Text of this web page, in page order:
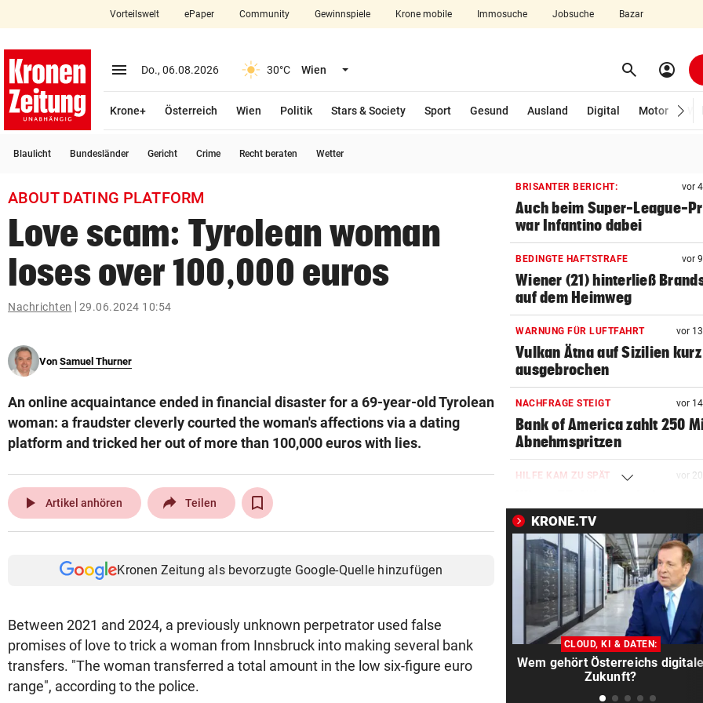
closeSchließen
account_circle Anmelden
arrow_right
search
Suchbegriff
eingeben
© Krone Multimedia GmbH & Co KG 2026
Vorteilswelt ePaper Community Gewinnspiele Krone mobile Immosuche Jobsuche Bazar
menu Menü aufklappen
Do., 06.08.2026 30°C Wien Menü aufklappen search Suchen
account_circle
Krone+ Österreich Wien Politik Stars & Society Sport Gesund Ausland Digital Motor
Blaulicht Bundesländer Gericht Crime Recht beraten Wetter
ABOUT DATING PLATFORM
Love scam: Tyrolean woman
loses over 100,000 euros
Nachrichten 29.06.2024 10:54
Von Samuel Thurner
An online acquaintance ended in financial disaster for a 69-year-old Tyrolean
woman: a fraudster cleverly courted the woman's affections via a dating
platform and tricked her out of more than 100,000 euros with lies.
play_arrow Artikel anhören Teilen
Kronen Zeitung als bevorzugte Google-Quelle hinzufügen
Between 2021 and 2024, a previously unknown perpetrator used false
promises of love to trick a woman from Innsbruck into making several bank
transfers. "The woman transferred a total amount in the low six-figure euro
range", according to the police.
BRISANTER BERICHT: vor
Auch beim Super-League-
war Infantino dabei
BEDINGTE HAFTSTRAFE vor
Wiener (21) hinterließ
auf dem Heimweg
WARNUNG FÜR LUFTFAHRT vor
Vulkan Ätna auf Sizilien kurz
ausgebrochen
NACHFRAGE STEIGT vor
Bank of America zahlt 250
Abnehmspritzen
HILFE KAM ZU SPÄT vor
Wohnungsbrand gestorben
„MEIN BABY-GIRL“ vor 22
Jamie Olivers älteste Tochter
Poppy wird heiraten
AUF DER NORDSCHLEIFE vor
Mercedes CLA schneller als
Model S Plaid!
KRONE.TV
CLOUD, KI & DATEN:
Wem gehört Österreichs digitale
Zukunft?